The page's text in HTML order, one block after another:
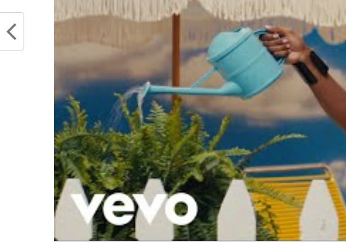
Partager :
Articles similaires
Les 14 dernières secondes folles
du 4ème quart, la France a eu droit
à un autre miracle…
septembre 14, 2022
Dans "Actualités"
Rudy Gobert et les bleus ont eu
chaud face au Japon !
août 1, 2024
Dans "Actualités"